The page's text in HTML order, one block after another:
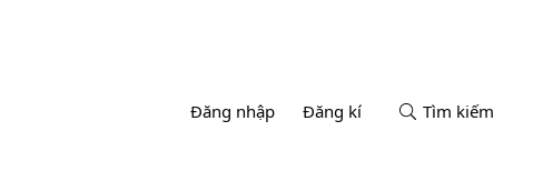
Đăng nhập Đăng kí Tìm kiếm